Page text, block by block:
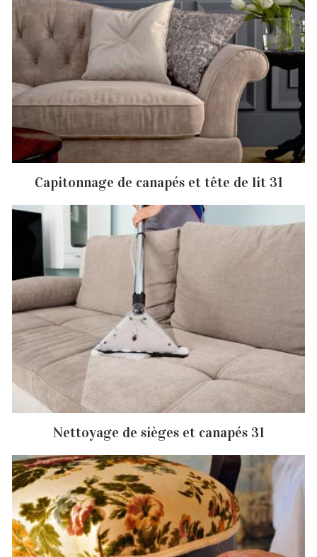
Capitonnage de canapés et tête de lit 31
Nettoyage de sièges et canapés 31